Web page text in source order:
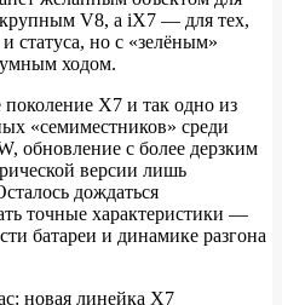
крупным V8, а iX7 — для тех,
статуса, но с «зелёным»
ходом.
X7 и так одно из
«семиместников» среди
обновление с более дерзким
версии лишь
дождаться
точные характеристики —
батареи и динамике разгона
новая линейка X7